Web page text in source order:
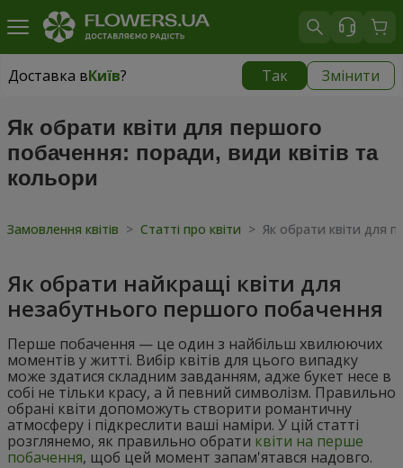
Доставка вКиїв? Так Змінити
Доставка вКиїв
Як обрати квіти для першого
побачення: поради, види квітів та
кольори
Замовлення квітів > Статті про квіти > Як обрати квіти для
Як обрати найкращі квіти для
незабутнього першого побачення
Перше побачення — це один з найбільш хвилюючих
моментів у житті. Вибір квітів для цього випадку
може здатися складним завданням, адже букет несе в
собі не тільки красу, а й певний символізм. Правильно
обрані квіти допоможуть створити романтичну
атмосферу і підкреслити ваші наміри. У цій статті
розглянемо, як правильно обрати квіти на перше
побачення, щоб цей момент запам'ятався надовго.